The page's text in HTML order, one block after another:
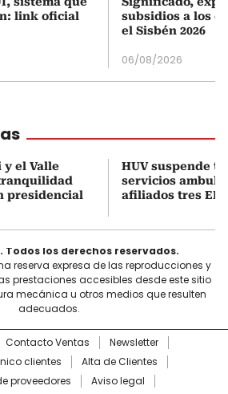
link oficial
subsidios a los
el Sisbén 2026
06/08/2026
y el Valle
presidencial
HUV suspende
servicios
afiliados tres EPS
Todos los derechos reservados.
reserva expresa de las reproducciones y
prestaciones accesibles desde este sitio
mecánica u otros medios que resulten
adecuados.
Contacto Ventas
Newsletter
clientes
Alta de Clientes
proveedores
Aviso legal